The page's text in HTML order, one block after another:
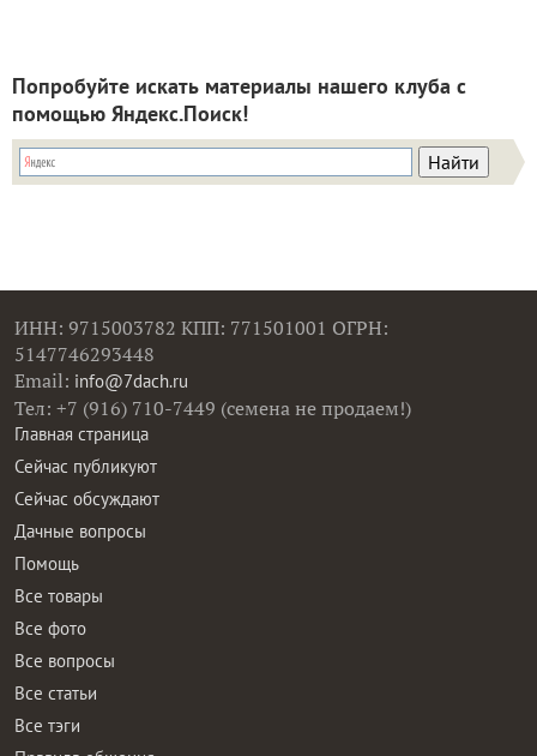
Попробуйте искать материалы нашего клуба с
помощью Яндекс.Поиск!
ИНН: 9715003782 КПП: 771501001 ОГРН:
5147746293448
Email: info@7dach.ru
Тел: +7 (916) 710-7449 (семена не продаем!)
Главная страница
Сейчас публикуют
Сейчас обсуждают
Дачные вопросы
Помощь
Все товары
Все фото
Все вопросы
Все статьи
Все тэги